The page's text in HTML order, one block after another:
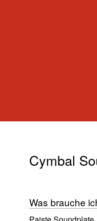
Cymbal
Was brauche